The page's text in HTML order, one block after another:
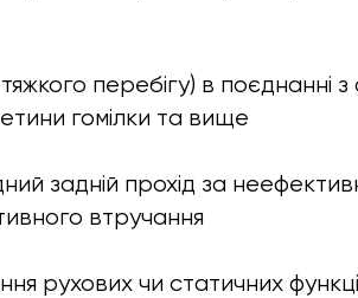
перебігу) в поєднанні з
гомілки та вище
задній прохід за
втручання
рухових чи статичних